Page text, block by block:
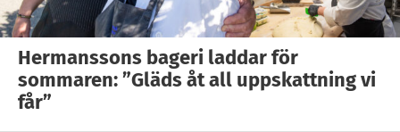
Hermanssons bageri laddar för
sommaren: ”Gläds åt all uppskattning vi
får”